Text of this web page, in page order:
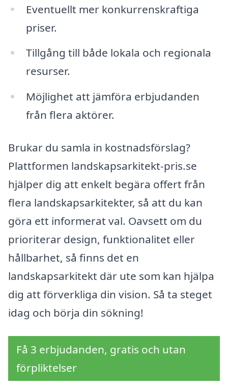
Eventuellt mer konkurrenskraftiga
priser.
Tillgång till både lokala och regionala
resurser.
Möjlighet att jämföra erbjudanden
från flera aktörer.
Brukar du samla in kostnadsförslag?
Plattformen landskapsarkitekt-pris.se
hjälper dig att enkelt begära offert från
flera landskapsarkitekter, så att du kan
göra ett informerat val. Oavsett om du
prioriterar design, funktionalitet eller
hållbarhet, så finns det en
landskapsarkitekt där ute som kan hjälpa
dig att förverkliga din vision. Så ta steget
idag och börja din sökning!
Få 3 erbjudanden, gratis och utan
förpliktelser